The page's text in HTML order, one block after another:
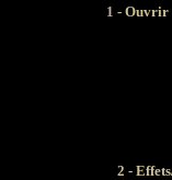
1 -
2 -